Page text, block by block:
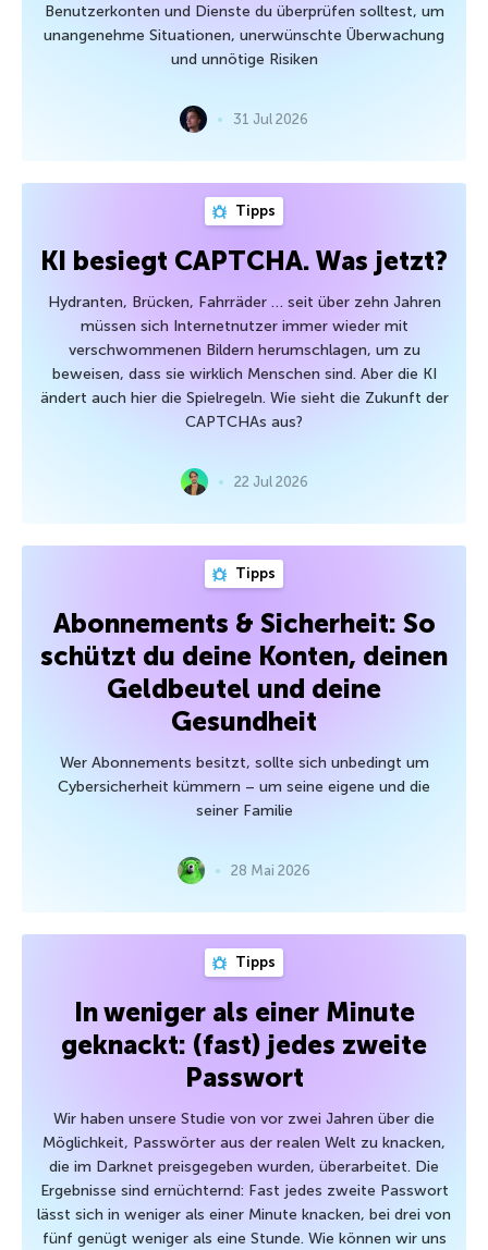
Benutzerkonten und Dienste du überprüfen solltest, um
unangenehme Situationen, unerwünschte Überwachung
und unnötige Risiken
31 Jul 2026
Tipps
KI besiegt CAPTCHA. Was jetzt?
Hydranten, Brücken, Fahrräder … seit über zehn Jahren
müssen sich Internetnutzer immer wieder mit
verschwommenen Bildern herumschlagen, um zu
beweisen, dass sie wirklich Menschen sind. Aber die KI
ändert auch hier die Spielregeln. Wie sieht die Zukunft der
CAPTCHAs aus?
22 Jul 2026
Tipps
Abonnements & Sicherheit: So
schützt du deine Konten, deinen
Geldbeutel und deine
Gesundheit
Wer Abonnements besitzt, sollte sich unbedingt um
Cybersicherheit kümmern – um seine eigene und die
seiner Familie
28 Mai 2026
Tipps
In weniger als einer Minute
geknackt: (fast) jedes zweite
Passwort
Wir haben unsere Studie von vor zwei Jahren über die
Möglichkeit, Passwörter aus der realen Welt zu knacken,
die im Darknet preisgegeben wurden, überarbeitet. Die
Ergebnisse sind ernüchternd: Fast jedes zweite Passwort
lässt sich in weniger als einer Minute knacken, bei drei von
fünf genügt weniger als eine Stunde. Wie können wir uns